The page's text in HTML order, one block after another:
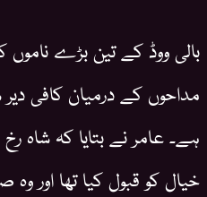
بالی ووڈ کے تین بڑے
مداحوں کے درمیان کافی
ہے۔ عامر نے بتایا کہ شاہ
خیال کو قبول کیا تھا اور